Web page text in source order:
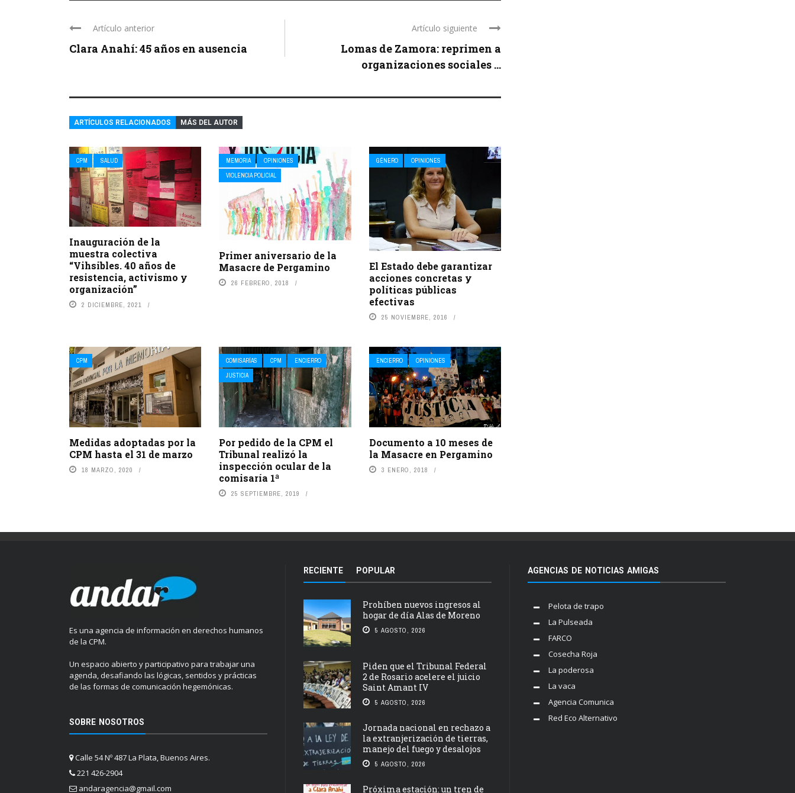
Artículo anterior
Clara Anahí: 45 años en ausencia
Artículo siguiente
Lomas de Zamora: reprimen a
organizaciones sociales ...
ARTÍCULOS RELACIONADOS MÁS DEL AUTOR
CPM SALUD
Inauguración de la
muestra colectiva
“Vihsibles. 40 años de
resistencia, activismo y
organización”
2 DICIEMBRE, 2021
MEMORIA
OPINIONES
VIOLENCIA POLICIAL
Primer aniversario de la
Masacre de Pergamino
26 FEBRERO, 2018
GÉNERO OPINIONES
El Estado debe garantizar
acciones concretas y
políticas públicas
efectivas
25 NOVIEMBRE, 2016
CPM
Medidas adoptadas por la
CPM hasta el 31 de marzo
18 MARZO, 2020
COMISARÍAS CPM
ENCIERRO
JUSTICIA
Por pedido de la CPM el
Tribunal realizó la
inspección ocular de la
comisaría 1ª
25 SEPTIEMBRE, 2019
ENCIERRO OPINIONES
Documento a 10 meses de
la Masacre en Pergamino
3 ENERO, 2018
Es una agencia de información en derechos humanos
de la CPM.
Un espacio abierto y participativo para trabajar una
agenda, desafiando las lógicas, sentidos y prácticas
de las formas de comunicación hegemónicas.
SOBRE NOSOTROS
Calle 54 Nº 487 La Plata, Buenos Aires.
221 426-2904
andaragencia@gmail.com
RECIENTE POPULAR
Prohíben nuevos ingresos al
hogar de día Alas de Moreno
5 AGOSTO, 2026
Piden que el Tribunal Federal
2 de Rosario acelere el juicio
Saint Amant IV
5 AGOSTO, 2026
Jornada nacional en rechazo a
la extranjerización de tierras,
manejo del fuego y desalojos
5 AGOSTO, 2026
Próxima estación: un tren de
AGENCIAS DE NOTICIAS AMIGAS
Pelota de trapo
La Pulseada
FARCO
Cosecha Roja
La poderosa
La vaca
Agencia Comunica
Red Eco Alternativo